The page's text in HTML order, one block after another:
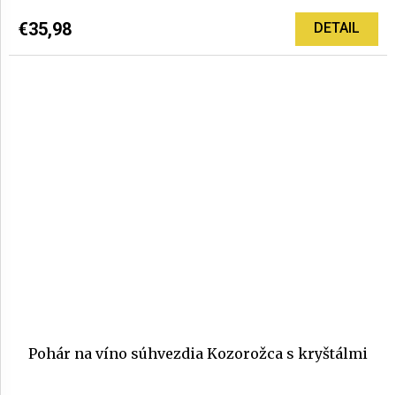
€35,98 DETAIL
Pohár na víno súhvezdia Kozorožca s kryštálmi